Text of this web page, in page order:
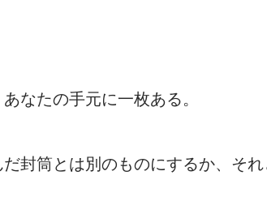
なたの手元に一枚ある。
封筒とは別のものにするか、そ